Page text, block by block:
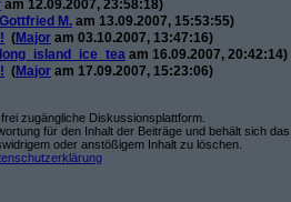
am 12.09.2007, 23:58:18)
Gottfried M. am 13.09.2007, 15:53:55)
(Major am 03.10.2007, 13:47:16)
long_island_ice_tea am 16.09.2007, 20:42:14)
(Major am 17.09.2007, 15:23:06)
zugängliche Diskussionsplattform.
für den Inhalt der Beiträge und behält sich das
oder anstößigem Inhalt zu löschen.